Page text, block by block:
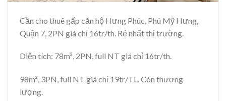
Cần cho thuê gấp căn hộ Hưng Phúc, Phú Mỹ Hưng,
Quận 7, 2PN giá chỉ 16tr/th. Rẻ nhất thị trường.
Diện tích: 78m², 2PN, full NT giá chỉ 16tr/th.
98m², 3PN, full NT giá chỉ 19tr/TL. Còn thương
lượng.